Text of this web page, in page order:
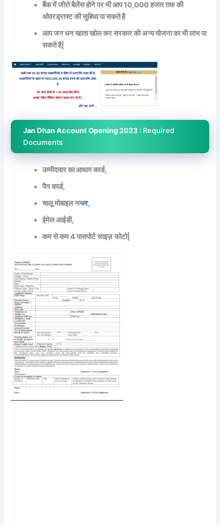
बैंक में जीरो बैलेंस होने पर भी आप 10,000 हजार तक की
ओवरड्राफ्ट की सुबिधा पा सकते है
आप जन धन खाता खोल कर सरकार की अन्य योजना का भी लाभ पा
सकते है|
Jan Dhan Account Opening 2023 : Required
Documents
उम्मीदवार का आधार कार्ड,
पैन कार्ड,
चालू मोबाइल नम्बर,
ईमेल आईडी,
कम से कम 4 पासपोर्ट साइज़ फोटो|